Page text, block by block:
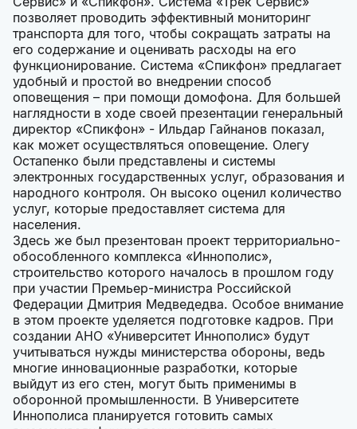
позволяет проводить эффективный мониторинг
транспорта для того, чтобы сокращать затраты на
его содержание и оценивать расходы на его
функционирование. Система «Спикфон» предлагает
удобный и простой во внедрении способ
оповещения – при помощи домофона. Для большей
наглядности в ходе своей презентации генеральный
директор «Спикфон» - Ильдар Гайнанов показал,
как может осуществляться оповещение. Олегу
Остапенко были представлены и системы
электронных государственных услуг, образования и
народного контроля. Он высоко оценил количество
услуг, которые предоставляет система для
населения.
Здесь же был презентован проект территориально-
обособленного комплекса «Иннополис»,
строительство которого началось в прошлом году
при участии Премьер-министра Российской
Федерации Дмитрия Медведедва. Особое внимание
в этом проекте уделяется подготовке кадров. При
создании АНО «Университет Иннополис» будут
учитываться нужды министерства обороны, ведь
многие инновационные разработки, которые
выйдут из его стен, могут быть применимы в
оборонной промышленности. В Университете
Иннополиса планируется готовить самых